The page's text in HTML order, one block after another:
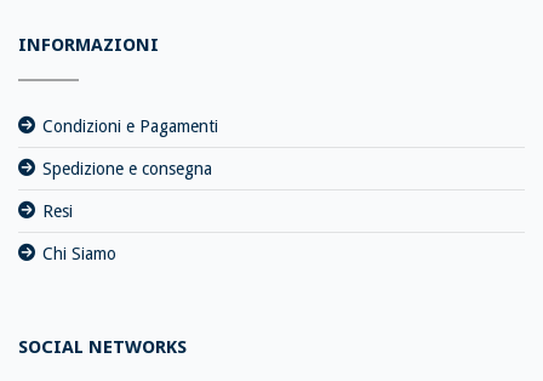
INFORMAZIONI
Condizioni e Pagamenti
Spedizione e consegna
Resi
Chi Siamo
SOCIAL NETWORKS